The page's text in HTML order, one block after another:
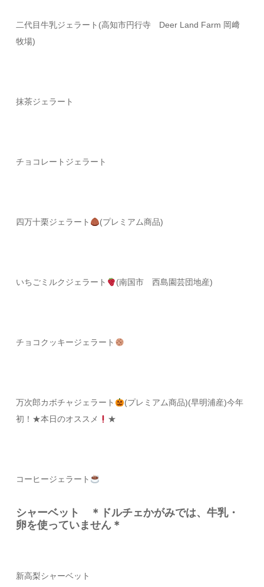
二代目牛乳ジェラート (高知市円行寺 Deer Land Farm 岡﨑
牧場)
抹茶ジェラート
チョコレート ジェラート
四万十栗ジェラート (プレミアム商品)
いちごミルクジェラート (南国市 西島園芸団地産)
チョコクッキージェラート
万次郎カボチャジェラート
(プレミアム商品)(早明浦産)今年
初！ ★本日のオススメ ★
コーヒージェラート
シャーベット ＊ドルチェかがみでは、牛乳・
卵を使っていません＊
新高梨シャーベット